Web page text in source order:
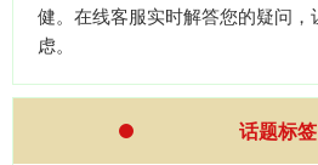
健。在线客服实时解答您的疑问
虑。
话题标签